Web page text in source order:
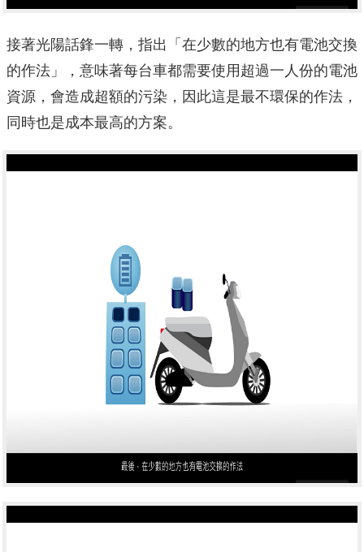
接著光陽話鋒一轉，指出「在少數的地方也有電池交換
的作法」，意味著每台車都需要使用超過一人份的電池
資源，會造成超額的污染，因此這是最不環保的作法，
同時也是成本最高的方案。